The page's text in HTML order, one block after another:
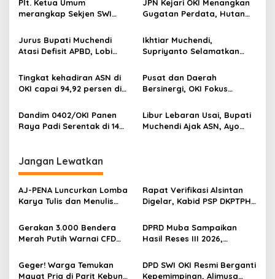
s
i
p
s
Plt. Ketua Umum
merangkap Sekjen SWI
Indonesia) Herry Budiman
ucapkan selamat kepada
Prof. Dr. Komaruddin
Dewan Pers 2025 – 2028.
JPN Kejari OKI Menangkan
Gugatan Perdata, Hutan
Jurus Bupati Muchendi
Atasi Defisit APBD, Lobi
Bantuan Keuangan
Ikhtiar Muchendi,
Supriyanto Selamatkan
Tingkat kehadiran ASN di
OKI capai 94,92 persen di
Pusat dan Daerah
Bersinergi, OKI Fokus
Tengah Efisiensi
Dandim 0402/OKI Panen
Raya Padi Serentak di 14
Libur Lebaran Usai, Bupati
Muchendi Ajak ASN, Ayo
Jangan Lewatkan
‎AJ-PENA Luncurkan Lomba
Karya Tulis dan Menulis
Membangun Generasi
Jurnalis Muda Berdaya
Saing
Rapat Verifikasi Alsintan
Digelar, Kabid PSP DKPTPH
Sorotan Dugaan Gratifikasi
Gerakan 3.000 Bendera
Merah Putih Warnai CFD
HUT Ke-81 RI dengan
Semangat Persatuan
DPRD Muba Sampaikan
Hasil Reses III 2026,
Agenda Pembangunan
Geger! Warga Temukan
Mayat Pria di Parit Kebun
DPD SWI OKI Resmi Berganti
Kepemimpinan, Alimusa